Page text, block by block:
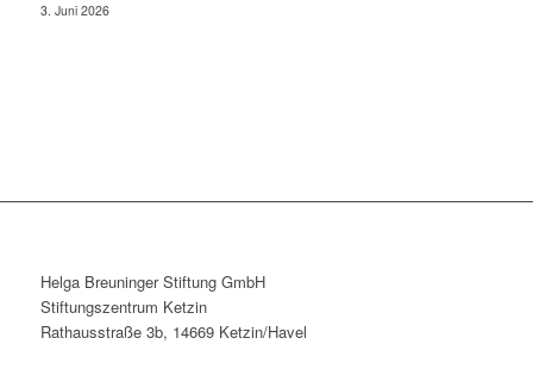
3. Juni 2026
Helga Breuninger Stiftung GmbH
Stiftungszentrum Ketzin
Rathausstraße 3b, 14669 Ketzin/Havel